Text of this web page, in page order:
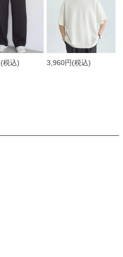
(税込) 3,960円(税込)